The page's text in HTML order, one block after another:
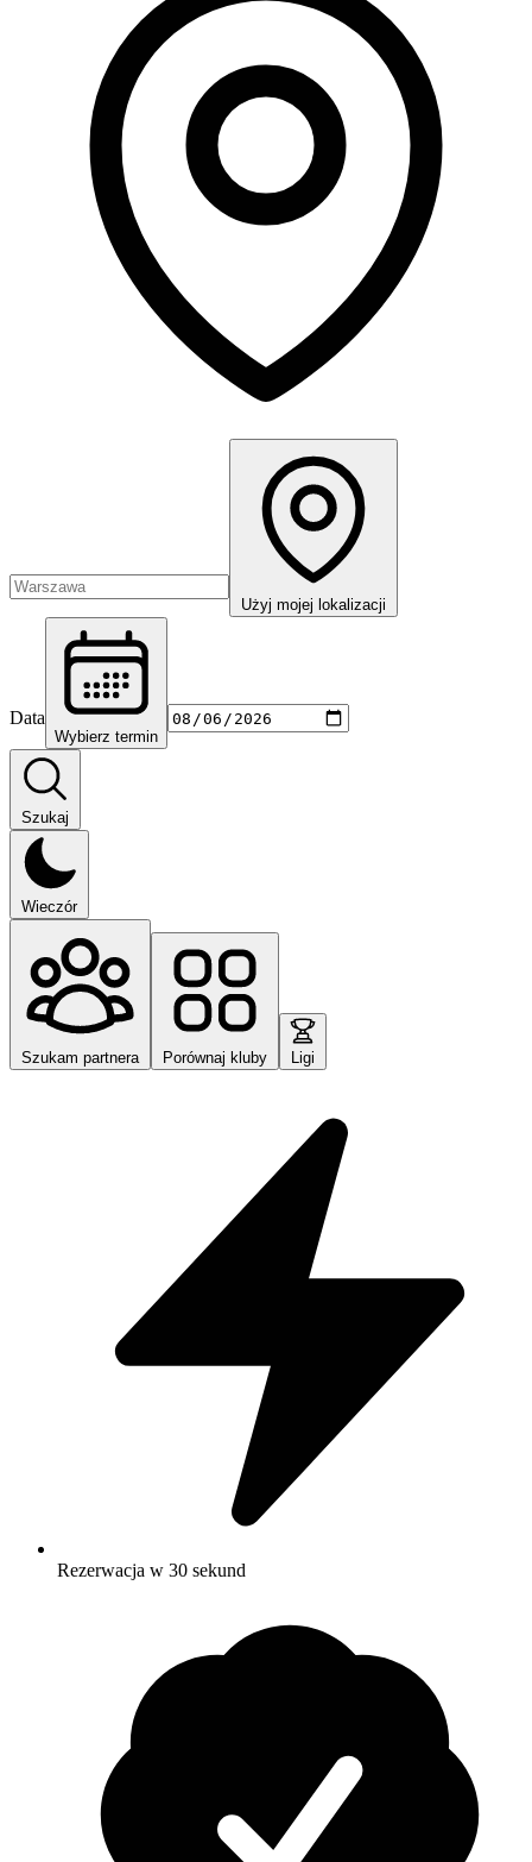
Użyj mojej lokalizacji
Data
Wybierz termin
Szukaj
Wieczór
Szukam partnera Porównaj kluby Ligi
Rezerwacja w 30 sekund